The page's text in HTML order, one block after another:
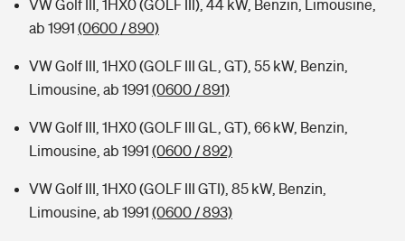
VW Golf III, 1HX0 (GOLF III), 44 kW, Benzin, Limousine,
ab 1991 (0600 / 890)
VW Golf III, 1HX0 (GOLF III GL, GT), 55 kW, Benzin,
Limousine, ab 1991 (0600 / 891)
VW Golf III, 1HX0 (GOLF III GL, GT), 66 kW, Benzin,
Limousine, ab 1991 (0600 / 892)
VW Golf III, 1HX0 (GOLF III GTI), 85 kW, Benzin,
Limousine, ab 1991 (0600 / 893)